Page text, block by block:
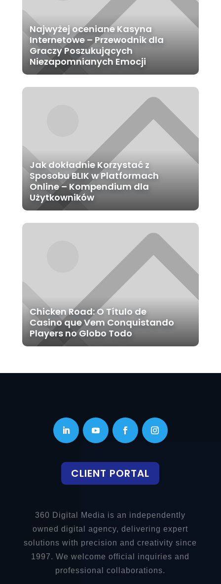
Najwyżej oceniane Kasyna
Internetowe – Przewodnik dla
Graczy Poszukujących
Niezapomnianych Emocji
Jak dokładnie Korzystać z
Sposobu BLIK w Platformach
Online – Kompendium dla
Użytkowników
Chicken Road: O Título de
Casino que Vem Conquistando
Players no Globo Todo
CLIENT PORTAL
360 Digital Media is an independently
owned digital agency, delivering expert
solutions with precision and creativity since
1997. We welcome official inquiries and
professional collaborations.